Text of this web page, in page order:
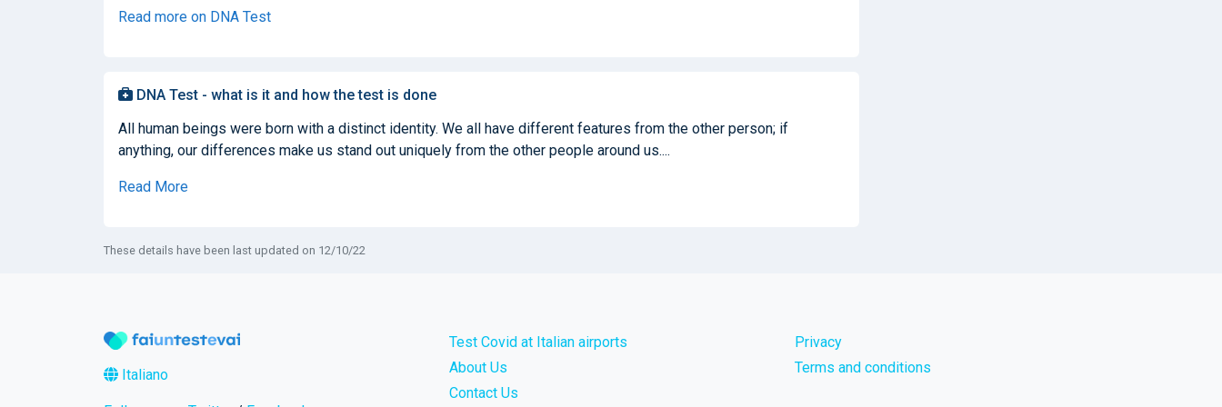
Read more on DNA Test
DNA Test - what is it and how the test is done
All human beings were born with a distinct identity. We all have different features from the other person; if
anything, our differences make us stand out uniquely from the other people around us....
Read More
These details have been last updated on 12/10/22
Italiano
Test Covid at Italian airports
About Us
Contact Us
Privacy
Terms and conditions